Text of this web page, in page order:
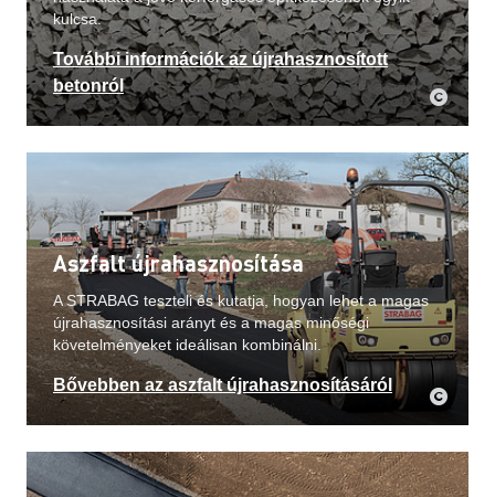
kulcsa.
További információk az újrahasznosított
betonról
Aszfalt újrahasznosítása
A STRABAG teszteli és kutatja, hogyan lehet a magas
újrahasznosítási arányt és a magas minőségi
követelményeket ideálisan kombinálni.
Bővebben az aszfalt újrahasznosításáról